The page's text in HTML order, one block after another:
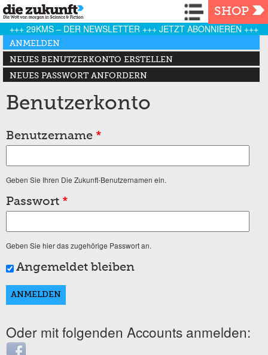
Navigation
SHOP
+++ 29KMS – DER NEWSLETTER +++ JETZT ABONNIEREN +++
Haupt-Reiter
ANMELDEN
(AKTIVER REITER)
NEUES BENUTZERKONTO ERSTELLEN
NEUES PASSWORT ANFORDERN
Benutzerkonto
Benutzername *
Geben Sie Ihren Die Zukunft-Benutzernamen ein.
Passwort *
Geben Sie hier das zugehörige Passwort an.
Angemeldet bleiben
Oder mit folgenden Accounts anmelden:
Login with Facebook